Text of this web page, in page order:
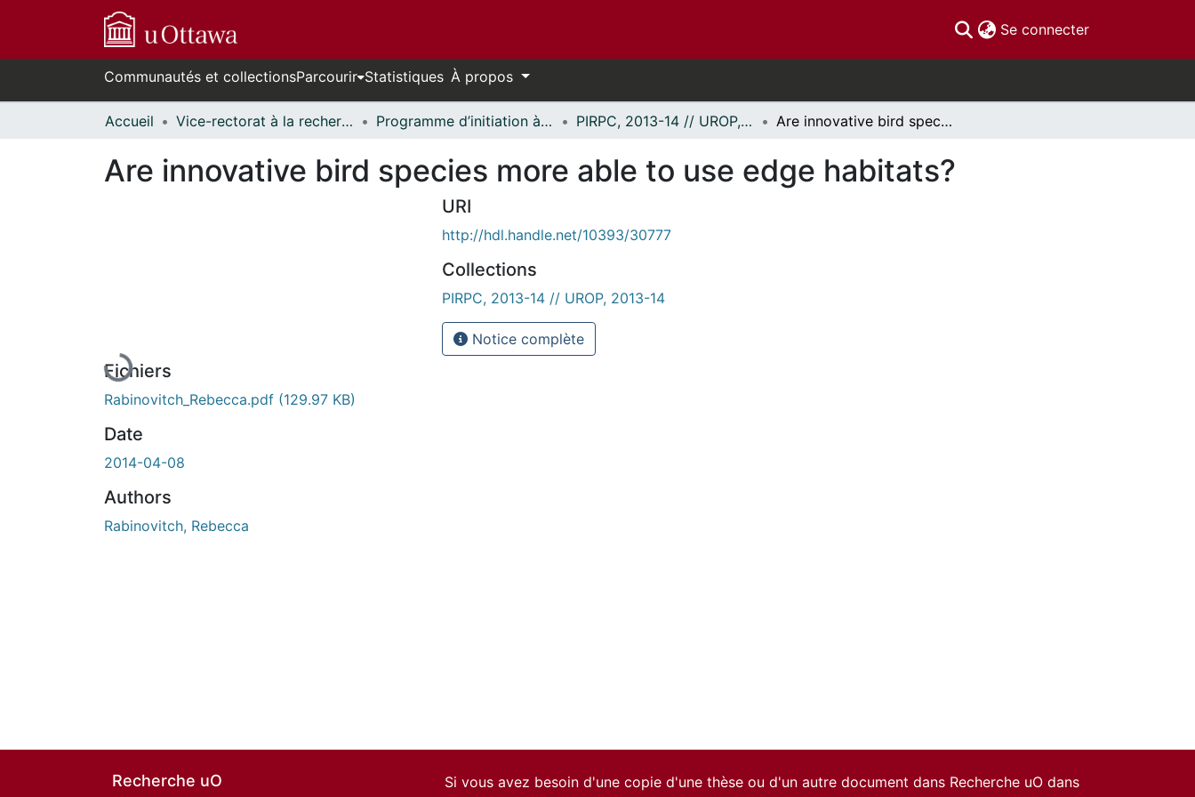
Se connecter(current)
Communautés et collectionsParcourir Statistiques À propos
Accueil Vice-rectorat à la recherche // Office of the V-P, Research Programme d’initiation à la recherche au premier cycle (PIRPC) // Undergraduate Research Opportunity Program (UROP) PIRPC, 2013-14 // UROP, 2013-14 Are innovative bird species more able to use edge habitats?
Are innovative bird species more able to use edge habitats?
En cours de chargement...
Fichiers
Rabinovitch_Rebecca.pdf (129.97 KB)
Date
2014-04-08
Authors
Rabinovitch, Rebecca
URI
http://hdl.handle.net/10393/30777
Collections
PIRPC, 2013-14 // UROP, 2013-14
Notice complète
Recherche uO
Si vous avez besoin d'une copie d'une thèse ou d'un autre document dans Recherche uO dans